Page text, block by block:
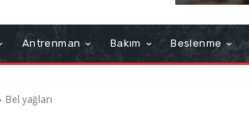
Antrenman Bakım Beslenme
Bel yağları